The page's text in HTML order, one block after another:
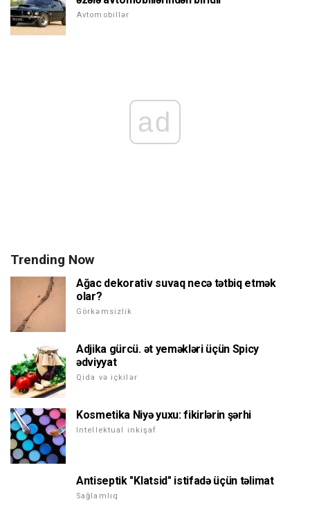
Avtomobillər
ad
Trending Now
Ağac dekorativ suvaq necə tətbiq etmək
olar?
Görkəmsizlik
Adjika gürcü. ət yeməkləri üçün Spicy
ədviyyat
Qida və içkilər
Kosmetika Niyə yuxu: fikirlərin şərhi
Intellektual inkişaf
Antiseptik "Klatsid" istifadə üçün təlimat
Sağlamlıq